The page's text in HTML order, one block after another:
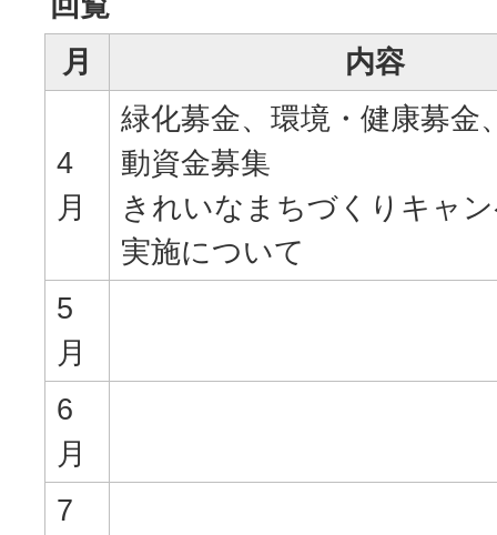
月
内容
4
月
緑化募金、環境・健康募金
動資金募集
きれいなまちづくりキャ
実施について
5
月
6
月
7